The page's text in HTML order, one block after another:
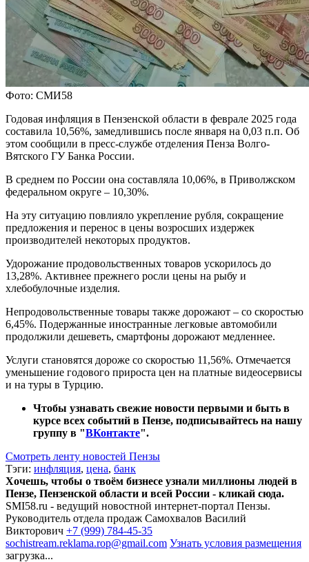
Фото: СМИ58
Годовая инфляция в Пензенской области в феврале 2025 года
составила 10,56%, замедлившись после января на 0,03 п.п. Об
этом сообщили в пресс-службе отделения Пенза Волго-
Вятского ГУ Банка России.
В среднем по России она составляла 10,06%, в Приволжском
федеральном округе – 10,30%.
На эту ситуацию повлияло укрепление рубля, сокращение
предложения и перенос в цены возросших издержек
производителей некоторых продуктов.
Удорожание продовольственных товаров ускорилось до
13,28%. Активнее прежнего росли цены на рыбу и
хлебобулочные изделия.
Непродовольственные товары также дорожают – со скоростью
6,45%. Подержанные иностранные легковые автомобили
продолжили дешеветь, смартфоны дорожают медленнее.
Услуги становятся дороже со скоростью 11,56%. Отмечается
уменьшение годового прироста цен на платные видеосервисы
и на туры в Турцию.
Чтобы узнавать свежие новости первыми и быть в
курсе всех событий в Пензе, подписывайтесь на нашу
группу в "ВКонтакте".
Смотреть ленту новостей Пензы
Тэги: инфляция, цена, банк
Хочешь, чтобы о твоём бизнесе узнали миллионы людей в
Пензе, Пензенской области и всей России - кликай сюда.
SMI58.ru - ведущий новостной интернет-портал Пензы.
Руководитель отдела продаж Самохвалов Василий
Викторович +7 (999) 784-45-35
sochistream.reklama.rop@gmail.com Узнать условия размещения
загрузка...